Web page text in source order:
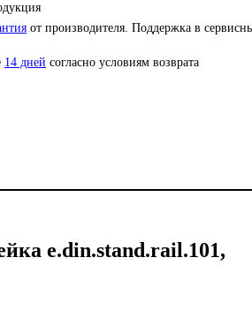
от производителя. Поддержка в
14 дней согласно условиям возврата
e.din.stand.rail.101,